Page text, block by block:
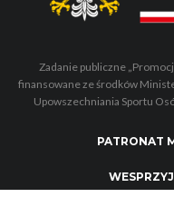
Zadanie publiczne
finansowane ze środków
Upowszechniania Sportu
PATRONAT